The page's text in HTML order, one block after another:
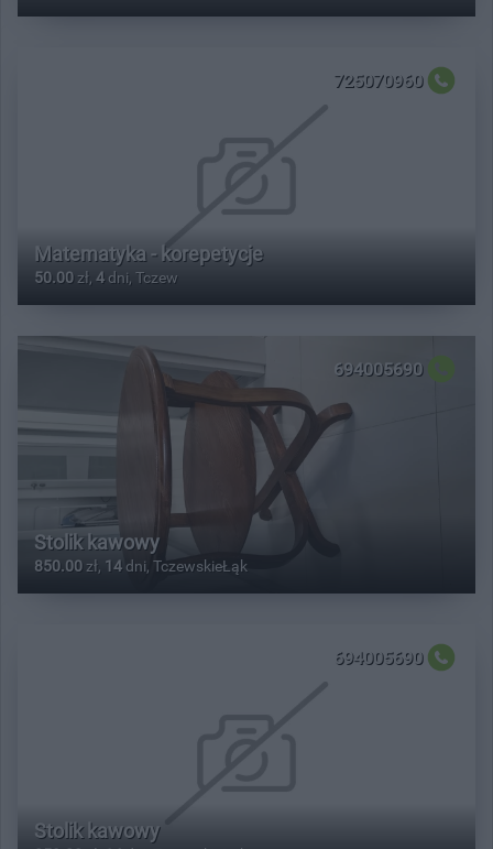
725070960
Matematyka - korepetycje
50.00 zł, 4dni, Tczew
694005690
Stolik kawowy
850.00 zł, 14 dni, TczewskieŁąk
694005690
Stolik kawowy